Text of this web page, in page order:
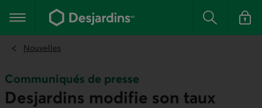
contenu
Menu principal Rechercher
Se
Nouvelles
Communiqués de presse
Desjardins modifie son taux